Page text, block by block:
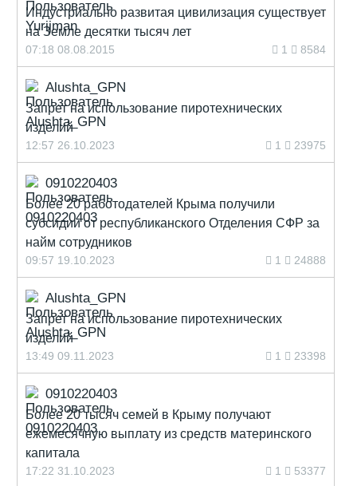
Индустриально развитая цивилизация существует
на Земле десятки тысяч лет
07:18 08.08.2015 1 8584
Alushta_GPN
Запрет на использование пиротехнических
изделий
12:57 26.10.2023 1 23975
0910220403
Более 20 работодателей Крыма получили
субсидии от республиканского Отделения СФР за
найм сотрудников
09:57 19.10.2023 1 24888
Alushta_GPN
Запрет на использование пиротехнических
изделий
13:49 09.11.2023 1 23398
0910220403
Более 20 тысяч семей в Крыму получают
ежемесячную выплату из средств материнского
капитала
17:22 31.10.2023 1 53377